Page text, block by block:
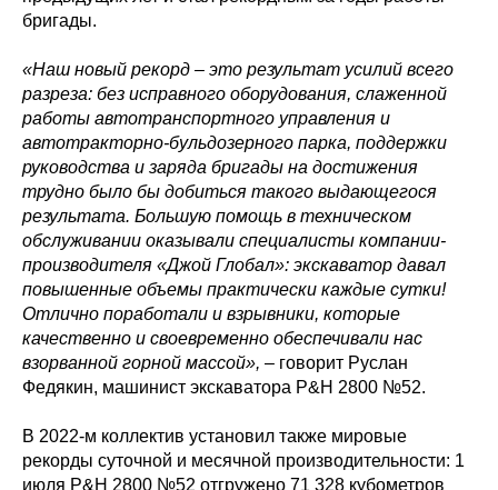
бригады.
«Наш новый рекорд – это результат усилий всего
разреза: без исправного оборудования, слаженной
работы автотранспортного управления и
автотракторно-бульдозерного парка, поддержки
руководства и заряда бригады на достижения
трудно было бы добиться такого выдающегося
результата. Большую помощь в техническом
обслуживании оказывали специалисты компании-
производителя «Джой Глобал»: экскаватор давал
повышенные объемы практически каждые сутки!
Отлично поработали и взрывники, которые
качественно и своевременно обеспечивали нас
взорванной горной массой», – говорит Руслан
Федякин, машинист экскаватора P&H 2800 №52.
В 2022-м коллектив установил также мировые
рекорды суточной и месячной производительности: 1
июля P&H 2800 №52 отгружено 71 328 кубометров